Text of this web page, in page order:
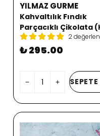
YILMAZ GURME
Kahvaltılık Fındık
Parçacıklı Çikolata
2
₺ 295.00
SEPETE